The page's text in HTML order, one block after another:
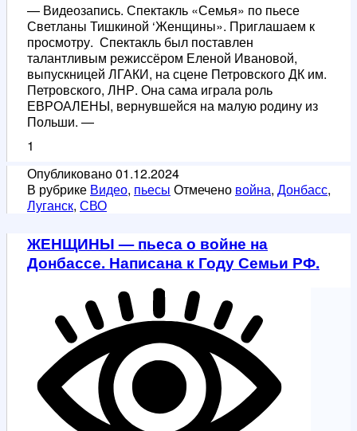
— Видеозапись. Спектакль «Семья» по пьесе
Светланы Тишкиной ‘Женщины». Приглашаем к
просмотру. Спектакль был поставлен
талантливым режиссёром Еленой Ивановой,
выпускницей ЛГАКИ, на сцене Петровского ДК им.
Петровского, ЛНР. Она сама играла роль
ЕВРОАЛЕНЫ, вернувшейся на малую родину из
Польши. —
1
Опубликовано01.12.2024
В рубрике Видео, пьесы Отмечено война, Донбасс,
Луганск, СВО
ЖЕНЩИНЫ — пьеса о войне на
Донбассе. Написана к Году Семьи РФ.